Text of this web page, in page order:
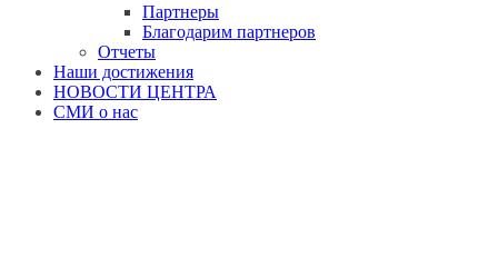
Партнеры
Благодарим партнеров
Отчеты
Наши достижения
НОВОСТИ ЦЕНТРА
СМИ о нас